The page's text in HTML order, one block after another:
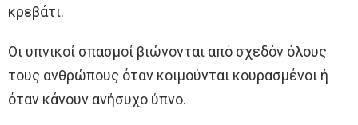
κρεβάτι.
Οι υπνικοί σπασμοί βιώνονται από σχεδόν όλους
τους ανθρώπους όταν κοιμούνται κουρασμένοι ή
όταν κάνουν ανήσυχο ύπνο.